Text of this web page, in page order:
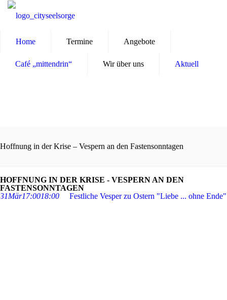
Home Termine Angebote
Café „mittendrin“ Wir über uns Aktuell
Hoffnung in der Krise – Vespern an den Fastensonntagen
HOFFNUNG IN DER KRISE - VESPERN AN DEN
FASTENSONNTAGEN
31Mär17:0018:00 Festliche Vesper zu Ostern "Liebe ... ohne Ende"